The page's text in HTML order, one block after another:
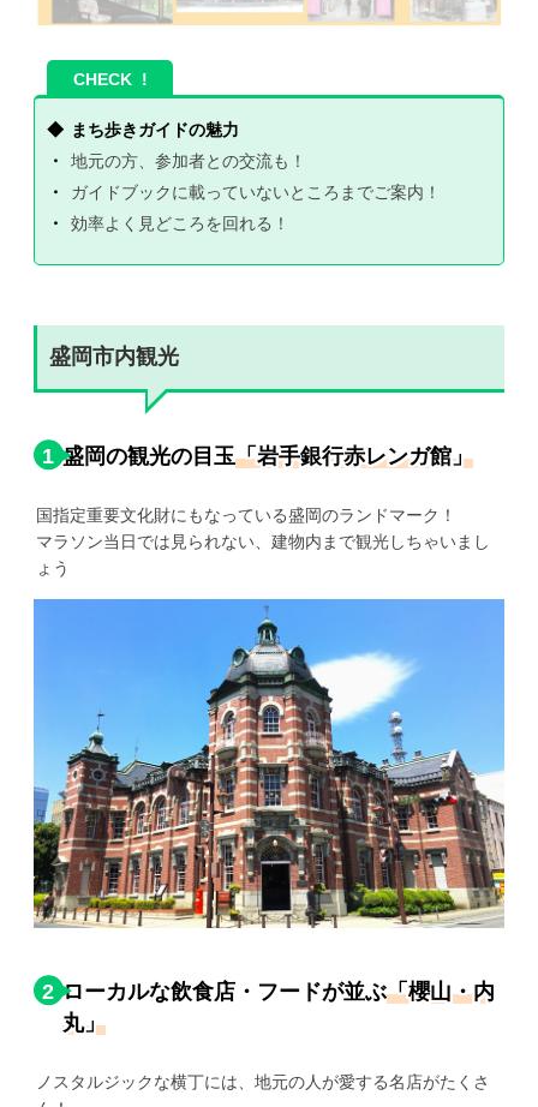
まち歩きガイドの魅力
地元の方、参加者との交流も！
ガイドブックに載っていないところまでご案内！
効率よく見どころを回れる！
盛岡市内観光
1 盛岡の観光の目玉「岩手銀行赤レンガ館」
国指定重要文化財にもなっている盛岡のランドマーク！
マラソン当日では見られない、建物内まで観光しちゃいまし
ょう
2 ローカルな飲食店・フードが並ぶ「櫻山・内
丸」
ノスタルジックな横丁には、地元の人が愛する名店がたくさ